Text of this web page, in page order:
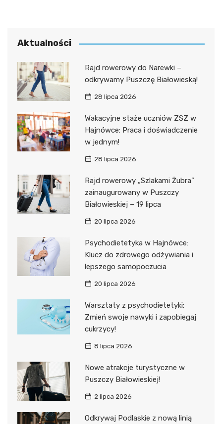
Aktualności
Rajd rowerowy do Narewki –
odkrywamy Puszczę Białowieską!
28 lipca 2026
Wakacyjne staże uczniów ZSZ w
Hajnówce: Praca i doświadczenie
w jednym!
28 lipca 2026
Rajd rowerowy „Szlakami Żubra”
zainaugurowany w Puszczy
Białowieskiej – 19 lipca
20 lipca 2026
Psychodietetyka w Hajnówce:
Klucz do zdrowego odżywiania i
lepszego samopoczucia
20 lipca 2026
Warsztaty z psychodietetyki:
Zmień swoje nawyki i zapobiegaj
cukrzycy!
8 lipca 2026
Nowe atrakcje turystyczne w
Puszczy Białowieskiej!
2 lipca 2026
Odkrywaj Podlaskie z nową linią